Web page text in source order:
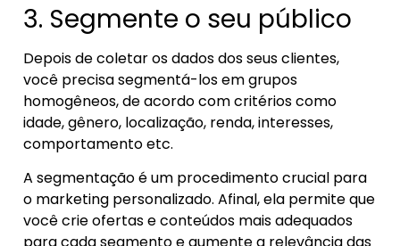
3. Segmente o seu público
Depois de coletar os dados dos seus clientes,
você precisa segmentá-los em grupos
homogêneos, de acordo com critérios como
idade, gênero, localização, renda, interesses,
comportamento etc.
A segmentação é um procedimento crucial para
o marketing personalizado. Afinal, ela permite que
você crie ofertas e conteúdos mais adequados